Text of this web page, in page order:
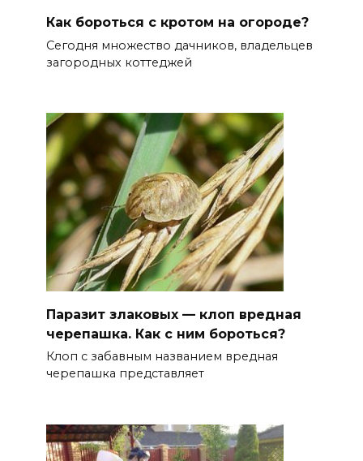
Как бороться с кротом на огороде?
Сегодня множество дачников, владельцев
загородных коттеджей
Паразит злаковых — клоп вредная
черепашка. Как с ним бороться?
Клоп с забавным названием вредная
черепашка представляет